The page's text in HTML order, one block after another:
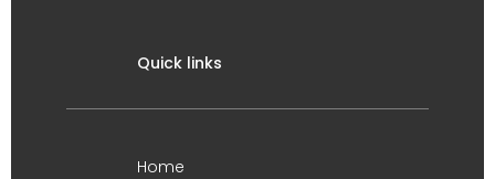
Quick links
Home